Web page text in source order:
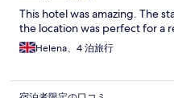
This hotel was amazing. The
the location was perfect for a
Helena、4 泊旅行